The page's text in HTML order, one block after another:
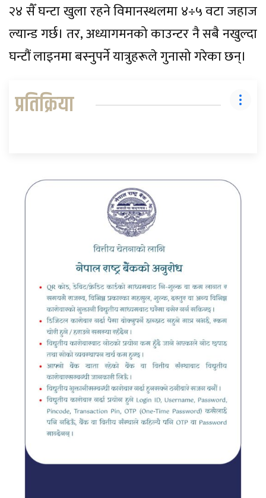
२४ सैँ घन्टा खुला रहने विमानस्थलमा ४÷५ वटा जहाज
ल्यान्ड गर्छ। तर, अध्यागमनको काउन्टर नै सबै नखुल्दा
घन्टौं लाइनमा बस्नुपर्ने यात्रुहरूले गुनासो गरेका छन्।
प्रतिक्रिया